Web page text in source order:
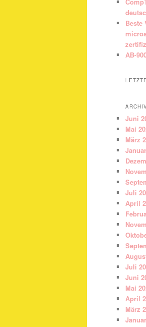
Beste
AB-
Juni
Mai
März
Juli
April
Juli
Juni
Mai
April
März